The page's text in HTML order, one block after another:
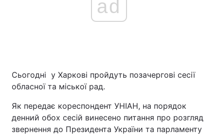
ad
Сьогодні у Харкові пройдуть позачергові сесії
обласної та міської рад.
Як передає кореспондент УНІАН, на порядок
денний обох сесій винесено питання про розгляд
звернення до Президента України та парламенту